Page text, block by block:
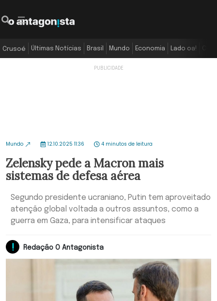
Crusoé Últimas Notícias Brasil Mundo Economia Lado oa!
Mundo 12.10.2025 11:36 4 minutos de leitura
Zelensky pede a Macron mais
sistemas de defesa aérea
Segundo presidente ucraniano, Putin tem aproveitado
atenção global voltada a outros assuntos, como a
guerra em Gaza, para intensificar ataques
Redação O Antagonista